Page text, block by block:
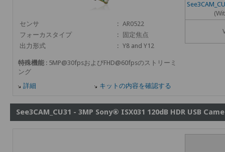
センサ : AR0522
フォーカスタイプ
:
固定焦点
出力形式
: Y8 and Y12
特殊機能 : 5MP@30fpsおよびFHD@60fpsのストリーミ
ング
詳細
キットの内容を確認する
See3CAM_CU31 - 3MP Sony® ISX031 120dB HDR USB